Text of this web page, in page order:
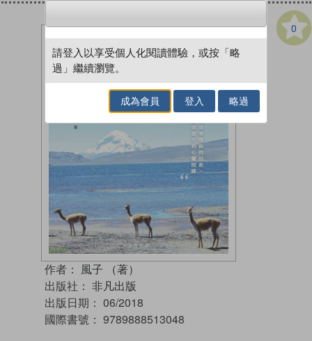
0
作者： 風子 （著）
出版社： 非凡出版
出版日期： 06/2018
國際書號： 9789888513048
請登入以享受個人化閱讀體驗，或按「略
過」繼續瀏覽。
成為會員 登入 略過